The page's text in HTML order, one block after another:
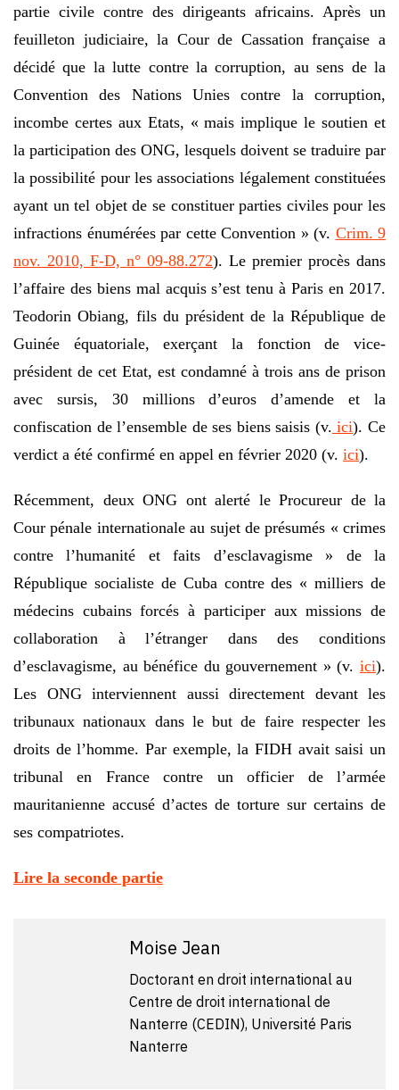
partie civile contre des dirigeants africains. Après un
feuilleton judiciaire, la Cour de Cassation française a
décidé que la lutte contre la corruption, au sens de la
Convention des Nations Unies contre la corruption,
incombe certes aux Etats, « mais implique le soutien et
la participation des ONG, lesquels doivent se traduire par
la possibilité pour les associations légalement constituées
ayant un tel objet de se constituer parties civiles pour les
infractions énumérées par cette Convention » (v. Crim. 9
nov. 2010, F-D, n° 09-88.272). Le premier procès dans
l’affaire des biens mal acquis s’est tenu à Paris en 2017.
Teodorin Obiang, fils du président de la République de
Guinée équatoriale, exerçant la fonction de vice-
président de cet Etat, est condamné à trois ans de prison
avec sursis, 30 millions d’euros d’amende et la
confiscation de l’ensemble de ses biens saisis (v. ici). Ce
verdict a été confirmé en appel en février 2020 (v. ici).
Récemment, deux ONG ont alerté le Procureur de la
Cour pénale internationale au sujet de présumés « crimes
contre l’humanité et faits d’esclavagisme » de la
République socialiste de Cuba contre des « milliers de
médecins cubains forcés à participer aux missions de
collaboration à l’étranger dans des conditions
d’esclavagisme, au bénéfice du gouvernement » (v. ici).
Les ONG interviennent aussi directement devant les
tribunaux nationaux dans le but de faire respecter les
droits de l’homme. Par exemple, la FIDH avait saisi un
tribunal en France contre un officier de l’armée
mauritanienne accusé d’actes de torture sur certains de
ses compatriotes.
Lire la seconde partie
Moise Jean
Doctorant en droit international au
Centre de droit international de
Nanterre (CEDIN), Université Paris
Nanterre